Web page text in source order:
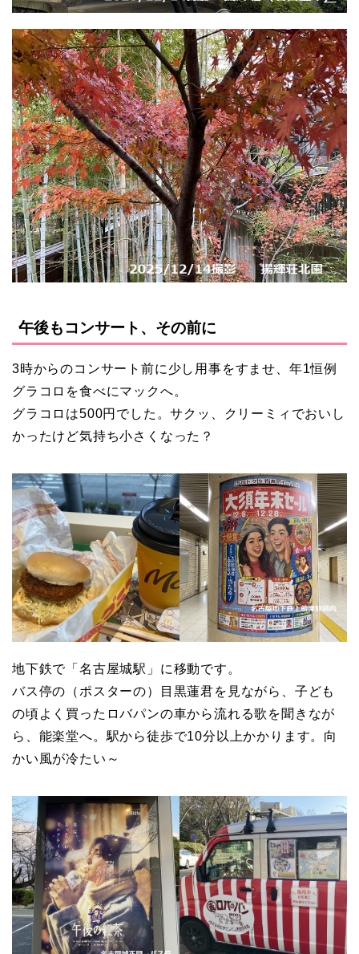
午後もコンサート、その前に
3時からのコンサート前に少し用事をすませ、年1恒例
グラコロを食べにマックへ。
グラコロは500円でした。サクッ、クリーミィでおいし
かったけど気持ち小さくなった？
地下鉄で「名古屋城駅」に移動です。
バス停の（ポスターの）目黒蓮君を見ながら、子ども
の頃よく買ったロバパンの車から流れる歌を聞きなが
ら、能楽堂へ。駅から徒歩で10分以上かかります。向
かい風が冷たい～